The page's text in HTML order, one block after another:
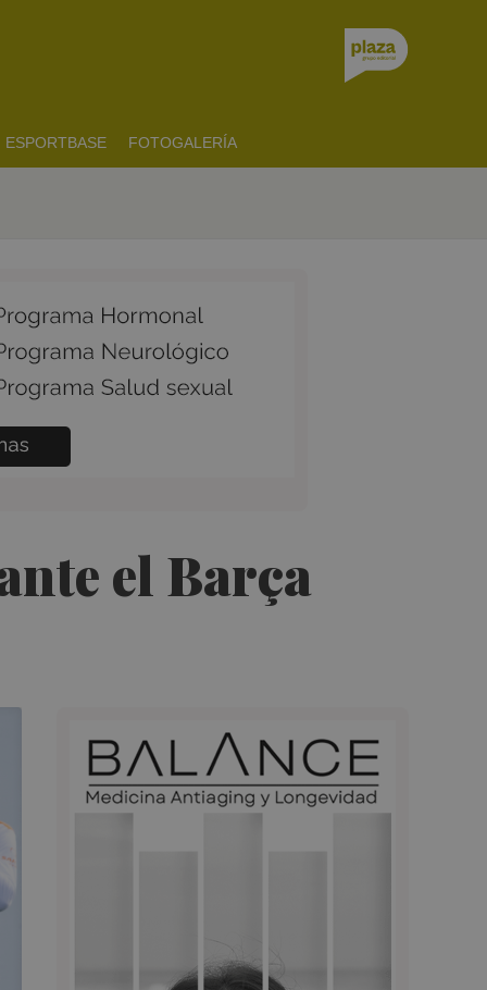
ESPORTBASE FOTOGALERÍA
el Barça